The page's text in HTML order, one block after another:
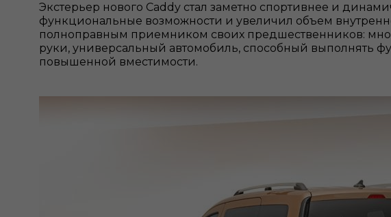
Экстерьер нового Caddy стал заметно спортивнее и
функциональные возможности и увеличил объем
полноправным приемником своих предшественников:
руки, универсальный автомобиль, способный выполнять
повышенной вместимости.